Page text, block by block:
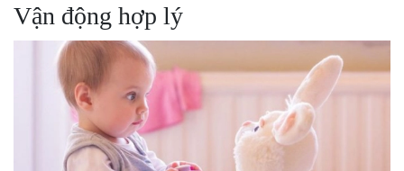
Vận động hợp lý